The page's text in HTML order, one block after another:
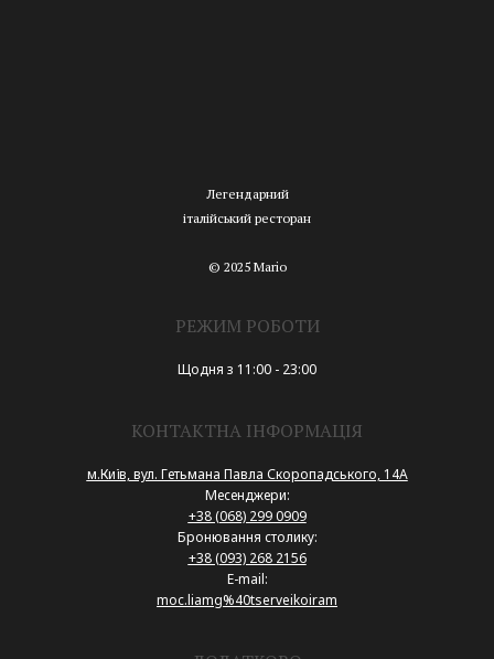
Легендарний
італійський ресторан
© 2025 Mario
РЕЖИМ РОБОТИ
Щодня з 11:00 - 23:00
КОНТАКТНА ІНФОРМАЦІЯ
м.Київ, вул. Гетьмана Павла Скоропадського, 14А
Месенджери:
+38 (068) 299 0909
Бронювання столику:
+38 (093) 268 2156
E-mail:
moc.liamg%40tserveikoiram